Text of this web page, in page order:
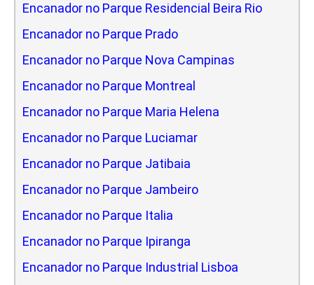
Encanador no Parque Residencial Beira Rio
Encanador no Parque Prado
Encanador no Parque Nova Campinas
Encanador no Parque Montreal
Encanador no Parque Maria Helena
Encanador no Parque Luciamar
Encanador no Parque Jatibaia
Encanador no Parque Jambeiro
Encanador no Parque Italia
Encanador no Parque Ipiranga
Encanador no Parque Industrial Lisboa